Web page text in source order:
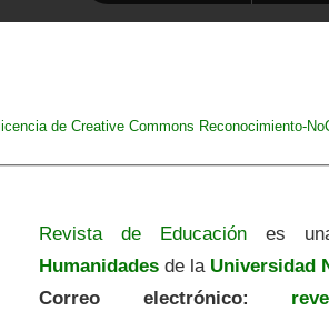
licencia de Creative Commons Reconocimiento-
Revista de Educación es
Humanidades de la Universidad
Correo electrónico: